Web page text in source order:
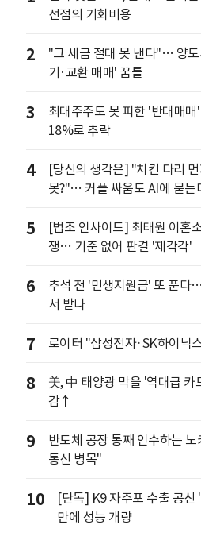
선점의 기회비용
2
"그 세금 절대 못 낸다"… 양
기·교환 매매' 꿈틀
3
최대주주도 못 피한 '반대매
18%로 추락
4
[당신의 생각은] "치킨 다리
못?"… 커플 싸움도 AI에 묻는
5
[법조 인사이드] 최태원 이혼
쟁… 기준 없어 판결 '제각각'
6
추석 전 '민생지원금' 또 푼다
서 받나
7 로이터 "삼성전자·SK하이닉
8
美, 中 태양광 막을 '역대급
감↑
9
반도체 공장 통째 인수하는
통신 병목"
10
[단독] K9 자주포 수출 공
만에 성능 개량